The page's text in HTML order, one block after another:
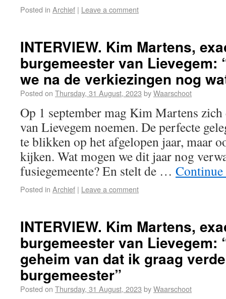
Posted in Archief | Leave a comment
INTERVIEW. Kim Martens,
burgemeester van Lievegem:
we na de verkiezingen nog
Posted on Thursday, 31 August, 2023 byWaarschoot
Op 1 september mag Kim Martens zich
van Lievegem noemen. De perfecte
te blikken op het afgelopen jaar, maar
kijken. Wat mogen we dit jaar nog
fusiegemeente? En stelt de …
Posted in Archief | Leave a comment
INTERVIEW. Kim Martens,
burgemeester van Lievegem:
geheim van dat ik graag
burgemeester”
Posted on Thursday, 31 August, 2023 byWaarschoot